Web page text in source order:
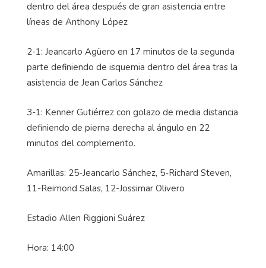
dentro del área después de gran asistencia entre
líneas de Anthony López
2-1: Jeancarlo Agüero en 17 minutos de la segunda
parte definiendo de isquemia dentro del área tras la
asistencia de Jean Carlos Sánchez
3-1: Kenner Gutiérrez con golazo de media distancia
definiendo de pierna derecha al ángulo en 22
minutos del complemento.
Amarillas: 25-Jeancarlo Sánchez, 5-Richard Steven,
11-Reimond Salas, 12-Jossimar Olivero
Estadio Allen Riggioni Suárez
Hora: 14:00